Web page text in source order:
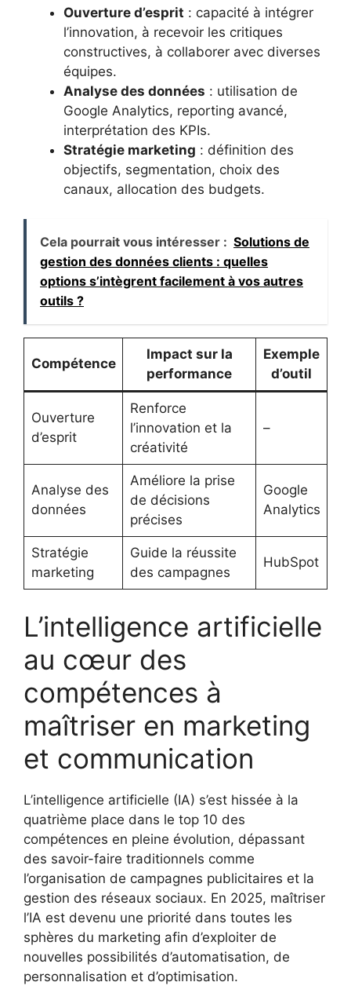
Ouverture d’esprit : capacité à intégrer
l’innovation, à recevoir les critiques
constructives, à collaborer avec diverses
équipes.
Analyse des données : utilisation de
Google Analytics, reporting avancé,
interprétation des KPIs.
Stratégie marketing : définition des
objectifs, segmentation, choix des
canaux, allocation des budgets.
Cela pourrait vous intéresser : Solutions de
gestion des données clients : quelles
options s’intègrent facilement à vos autres
outils ?
Compétence
Impact sur la
performance
Exemple
d’outil
Ouverture
d’esprit
Renforce
l’innovation et la
créativité
–
Analyse des
données
Améliore la prise
de décisions
précises
Google
Analytics
Stratégie
marketing
Guide la réussite
des campagnes
HubSpot
L’intelligence artificielle
au cœur des
compétences à
maîtriser en marketing
et communication
L’intelligence artificielle (IA) s’est hissée à la
quatrième place dans le top 10 des
compétences en pleine évolution, dépassant
des savoir-faire traditionnels comme
l’organisation de campagnes publicitaires et la
gestion des réseaux sociaux. En 2025, maîtriser
l’IA est devenu une priorité dans toutes les
sphères du marketing afin d’exploiter de
nouvelles possibilités d’automatisation, de
personnalisation et d’optimisation.